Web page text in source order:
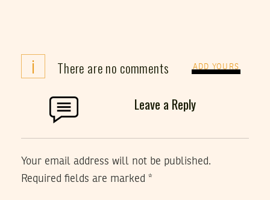
i There are no comments ADD YOURS
Leave a Reply
Your email address will not be published.
Required fields are marked *